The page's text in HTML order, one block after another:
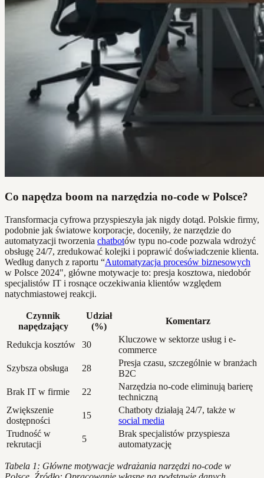
Co napędza boom na narzędzia no-code w Polsce?
Transformacja cyfrowa przyspieszyła jak nigdy dotąd. Polskie firmy,
podobnie jak światowe korporacje, doceniły, że narzędzie do
automatyzacji tworzenia chatbotów typu no-code pozwala wdrożyć
obsługę 24/7, zredukować kolejki i poprawić doświadczenie klienta.
Według danych z raportu “Automatyzacja procesów biznesowych
w Polsce 2024", główne motywacje to: presja kosztowa, niedobór
specjalistów IT i rosnące oczekiwania klientów względem
natychmiastowej reakcji.
Czynnik
napędzający
Udział
(%)
Komentarz
Redukcja kosztów 30
Kluczowe w sektorze usług i e-
commerce
Szybsza obsługa
28
Presja czasu, szczególnie w branżach
B2C
Brak IT w firmie
22
Narzędzia no-code eliminują barierę
techniczną
Zwiększenie
dostępności
15
Chatboty działają 24/7, także w
social media
Trudność w
rekrutacji
5
Brak specjalistów przyspiesza
automatyzację
Tabela 1: Główne motywacje wdrażania narzędzi no-code w